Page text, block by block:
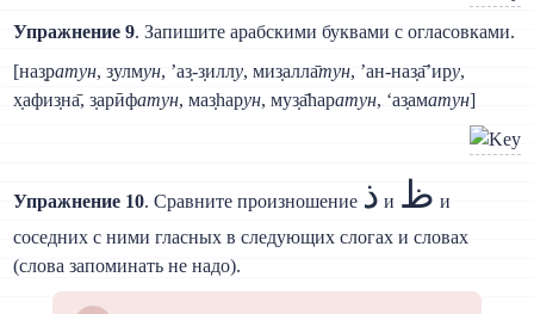
Упражнение 9. Запишите арабскими буквами с огласовками.
[наз̣ратун, з̣улмун, ’аз̣-з̣иллу, миз̣алла̄тун, ’ан-наз̣а̄’иру,
х̣афиз̣на̄, з̣арӣфатун, маз̣hарун, муз̣а̄hаратун, ‘аз̣аматун]
Упражнение 10. Сравните произношение ذ и ظ и
соседних с ними гласных в следующих слогах и словах
(слова запоминать не надо).